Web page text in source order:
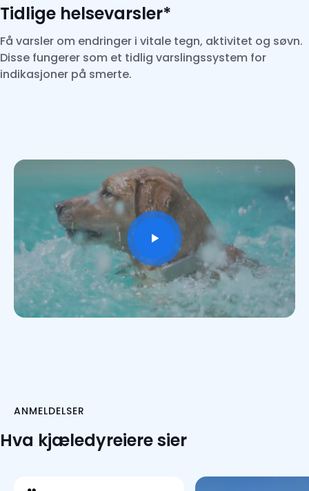
Tidlige helsevarsler*
Få varsler om endringer i vitale tegn, aktivitet og søvn.
Disse fungerer som et tidlig varslingssystem for
indikasjoner på smerte.
ANMELDELSER
Hva kjæledyreiere sier